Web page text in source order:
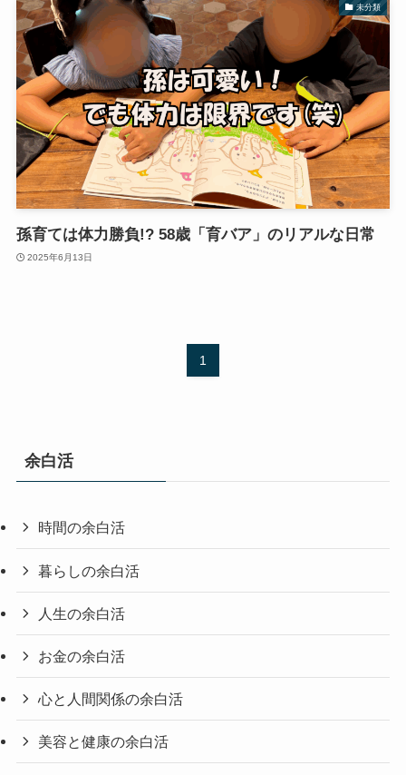
未分類
孫育ては体力勝負!? 58歳「育バア」のリアルな日常
2025年6月13日
1
余白活
時間の余白活
暮らしの余白活
人生の余白活
お金の余白活
心と人間関係の余白活
美容と健康の余白活